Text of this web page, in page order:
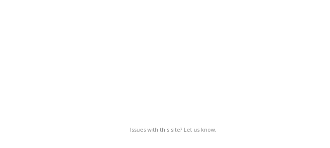
Issues with this site? Let us know.